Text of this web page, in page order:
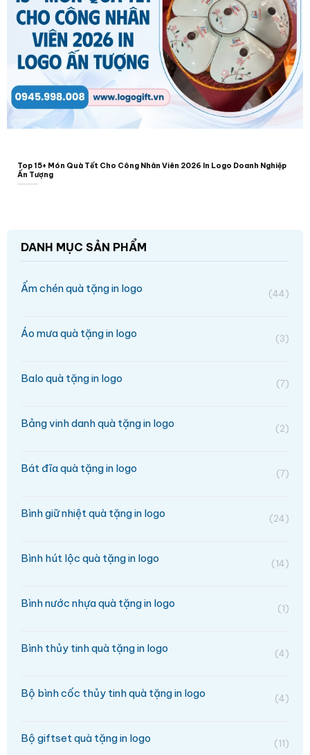
Top 15+ Món Quà Tết Cho Công Nhân Viên 2026 In Logo Doanh Nghiệp
Ấn Tượng
DANH MỤC SẢN PHẨM
Ấm chén quà tặng in logo (44)
Áo mưa quà tặng in logo (3)
Balo quà tặng in logo (7)
Bảng vinh danh quà tặng in logo (2)
Bát đĩa quà tặng in logo (7)
Bình giữ nhiệt quà tặng in logo (24)
Bình hút lộc quà tặng in logo (14)
Bình nước nhựa quà tặng in logo (1)
Bình thủy tinh quà tặng in logo (4)
Bộ bình cốc thủy tinh quà tặng in logo (4)
Bộ giftset quà tặng in logo (11)